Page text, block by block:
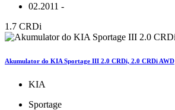
02.2011 -
1.7 CRDi
Akumulator do KIA Sportage III 2.0 CRDi, 2.0 CRDi AWD
KIA
Sportage